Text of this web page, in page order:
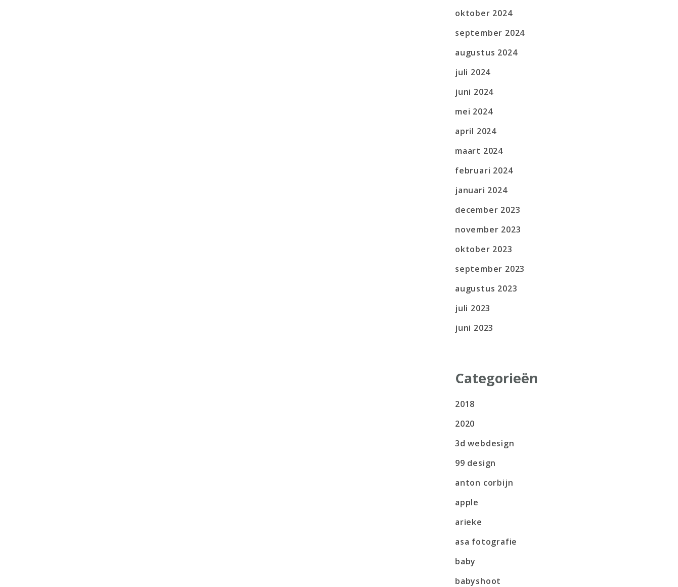
oktober 2024
september 2024
augustus 2024
juli 2024
juni 2024
mei 2024
april 2024
maart 2024
februari 2024
januari 2024
december 2023
november 2023
oktober 2023
september 2023
augustus 2023
juli 2023
juni 2023
Categorieën
2018
2020
3d webdesign
99 design
anton corbijn
apple
arieke
asa fotografie
baby
babyshoot